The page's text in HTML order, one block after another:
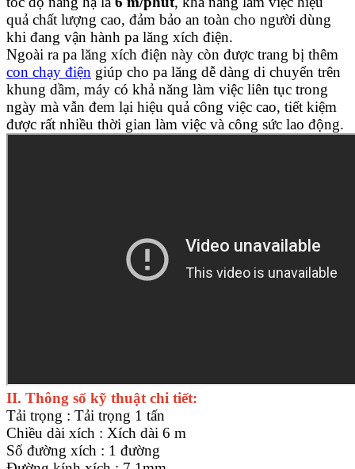
quả chất lượng cao, đảm bảo an toàn cho người dùng
khi đang vận hành pa lăng xích điện.
Ngoài ra pa lăng xích điện này còn được trang bị thêm
con chạy điện giúp cho pa lăng dễ dàng di chuyển trên
khung dầm, máy có khả năng làm việc liên tục trong
ngày mà vẫn đem lại hiệu quả công việc cao, tiết kiệm
được rất nhiều thời gian làm việc và công sức lao động.
II. Thông số kỹ thuật chi tiết:
Tải trọng : Tải trọng 1 tấn
Chiều dài xích : Xích dài 6 m
Số đường xích : 1 đường